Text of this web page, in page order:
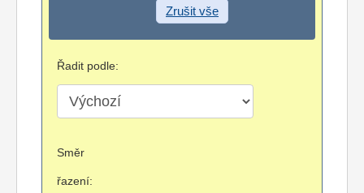
Zrušit vše
Řadit podle:
Směr
řazení: